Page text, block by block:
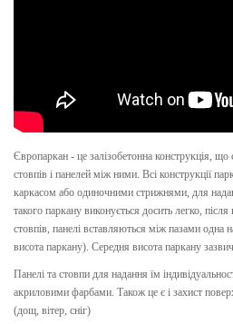
Європаркан - це залізобетонна конструкція,
стовпів і панелей між ними. Всі конструкції
каркасом або одиночними стрижнями, для
такого паркану виконується досить легко,
стовпів, панелі вставляються між пазами одна
висота паркану). Середня висота паркану
Панелі та стовпи для надання їм
акриловими фарбами. Також це є і захист
(дощ, вітер, сніг)